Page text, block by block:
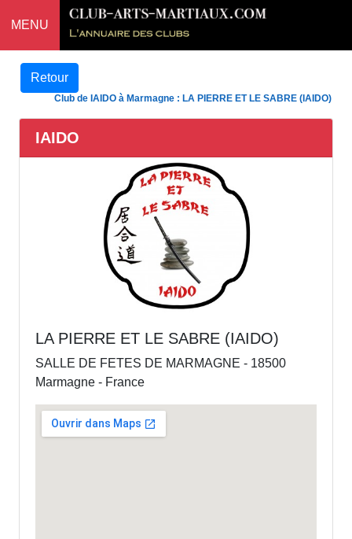
MENU
Retour
Club de IAIDO à Marmagne : LA PIERRE ET LE SABRE (IAIDO)
IAIDO
LA PIERRE ET LE SABRE (IAIDO)
SALLE DE FETES DE MARMAGNE - 18500
Marmagne - France